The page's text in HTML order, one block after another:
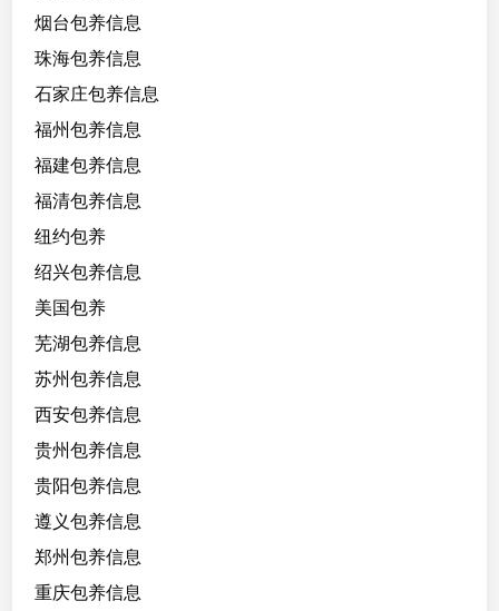
烟台包养信息
珠海包养信息
石家庄包养信息
福州包养信息
福建包养信息
福清包养信息
纽约包养
绍兴包养信息
美国包养
芜湖包养信息
苏州包养信息
西安包养信息
贵州包养信息
贵阳包养信息
遵义包养信息
郑州包养信息
重庆包养信息